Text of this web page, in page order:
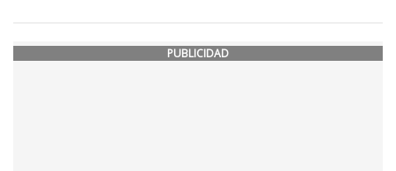
PUBLICIDAD